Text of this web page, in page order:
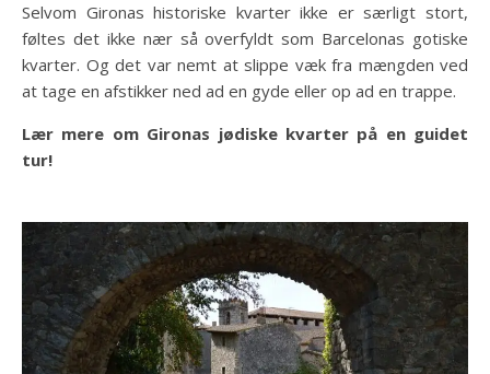
Selvom Gironas historiske kvarter ikke er særligt stort,
føltes det ikke nær så overfyldt som Barcelonas gotiske
kvarter. Og det var nemt at slippe væk fra mængden ved
at tage en afstikker ned ad en gyde eller op ad en trappe.
Lær mere om Gironas jødiske kvarter på en guidet
tur!